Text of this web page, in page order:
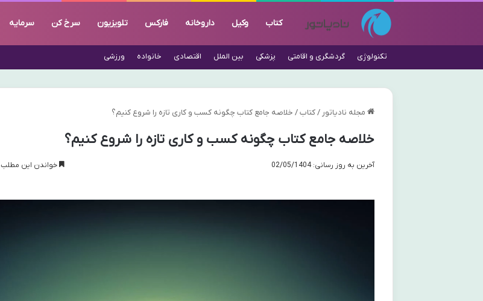
کتاب وکیل داروخانه فارکس تلویزیون سرخ کن سرمایه
تکنولوژی گردشگری و اقامتی پزشکی بین الملل اقتصادی خانواده ورزشی
مجله نادیاتور / کتاب / خلاصه جامع کتاب چگونه کسب و کاری تازه را شروع کنیم؟
خلاصه جامع کتاب چگونه کسب و کاری تازه را شروع کنیم؟
آخرین به روز رسانی: 02/05/1404 خواندن این مطلب 18 دقیقه زمان میبرد